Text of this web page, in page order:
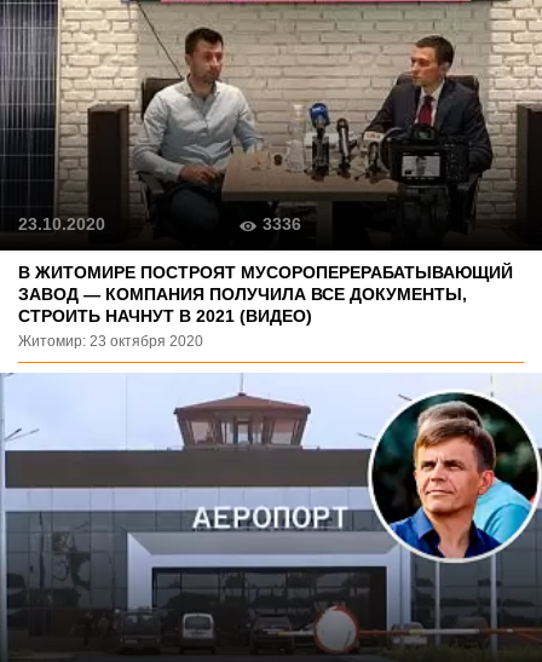
В ЖИТОМИРЕ ПОСТРОЯТ МУСОРОПЕРЕРАБАТЫВАЮЩИЙ
ЗАВОД — КОМПАНИЯ ПОЛУЧИЛА ВСЕ ДОКУМЕНТЫ,
СТРОИТЬ НАЧНУТ В 2021 (ВИДЕО)
Житомир: 23 октября 2020
23.10.2020 3336